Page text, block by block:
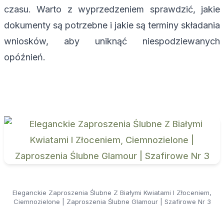
czasu. Warto z wyprzedzeniem sprawdzić, jakie
dokumenty są potrzebne i jakie są terminy składania
wniosków, aby uniknąć niespodziewanych
opóźnień.
Eleganckie Zaproszenia Ślubne Z Białymi Kwiatami I Złoceniem,
Ciemnozielone | Zaproszenia Ślubne Glamour | Szafirowe Nr 3